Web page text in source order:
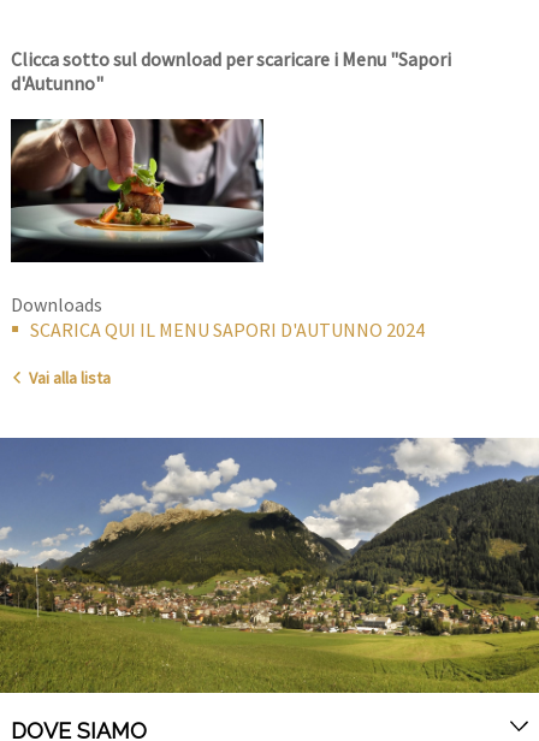
Clicca sotto sul download per scaricare i Menu "Sapori
d'Autunno"
Downloads
SCARICA QUI IL MENU SAPORI D'AUTUNNO 2024
Vai alla lista
DOVE SIAMO